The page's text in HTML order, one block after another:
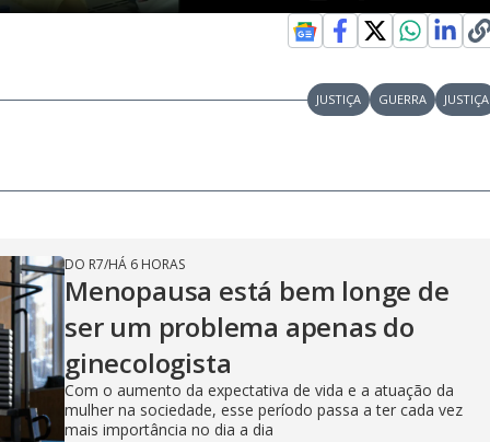
JUSTIÇA GUERRA JUSTIÇA
DO R7/HÁ 6 HORAS
Menopausa está bem longe de
ser um problema apenas do
ginecologista
Com o aumento da expectativa de vida e a atuação da
mulher na sociedade, esse período passa a ter cada vez
mais importância no dia a dia